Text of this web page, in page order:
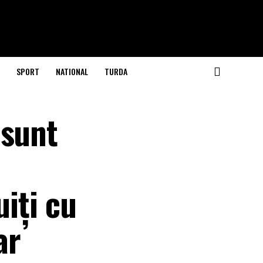
SPORT NATIONAL TURDA
cu